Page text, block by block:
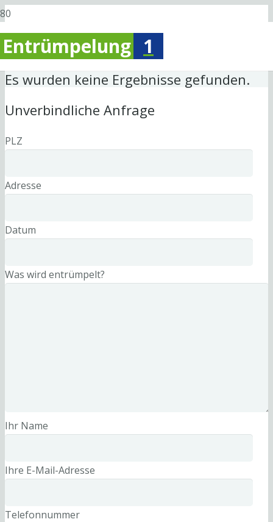
Entrümpelung 1
Es wurden keine Ergebnisse gefunden.
Unverbindliche Anfrage
PLZ
Adresse
Datum
Was wird entrümpelt?
Ihr Name
Ihre E-Mail-Adresse
Telefonnummer